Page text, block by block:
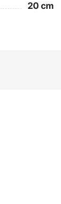
20 cm